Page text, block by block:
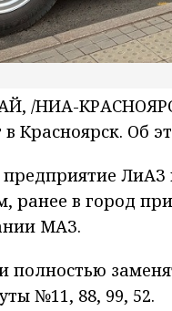
/НИА-
в Красноярск. Об
предприятие
ранее в город
МАЗ.
полностью
№11, 88, 99, 52.